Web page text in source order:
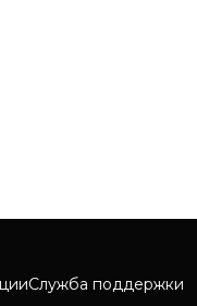
Служба поддержки